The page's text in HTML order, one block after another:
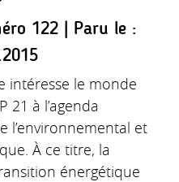
122 | Paru le :
intéresse le monde
21 à l’agenda
l’environnemental et
À ce titre, la
énergétique